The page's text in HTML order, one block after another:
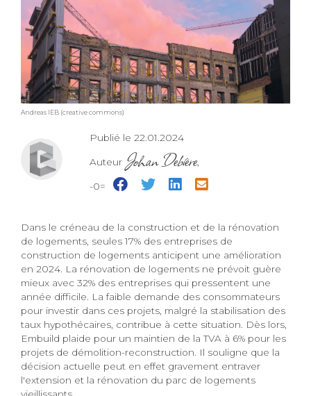
Andreas IEB (creative commons)
Publié le 22.01.2024
Auteur Johan Debière,
-0=
Dans le créneau de la construction et de la rénovation
de logements, seules 17% des entreprises de
construction de logements anticipent une amélioration
en 2024. La rénovation de logements ne prévoit guère
mieux avec 32% des entreprises qui pressentent une
année difficile. La faible demande des consommateurs
pour investir dans ces projets, malgré la stabilisation des
taux hypothécaires, contribue à cette situation. Dès lors,
Embuild plaide pour un maintien de la TVA à 6% pour les
projets de démolition-reconstruction. Il souligne que la
décision actuelle peut en effet gravement entraver
l'extension et la rénovation du parc de logements
vieillissants.